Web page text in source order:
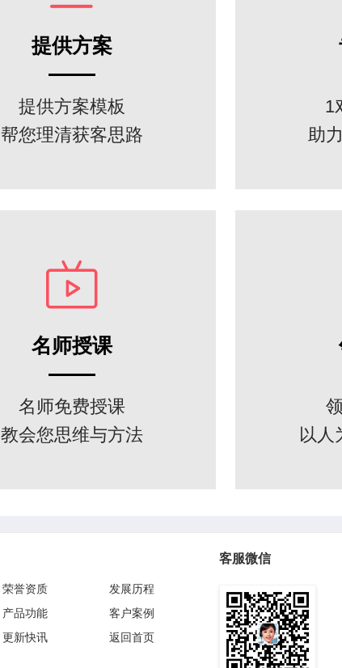
提供方案
提供方案模板
帮您理清获客思路
1
助
名师授课
名师免费授课
教会您思维与方法
以人
荣誉资质
发展历程
产品功能
客户案例
更新快讯 返回首页
客服微信